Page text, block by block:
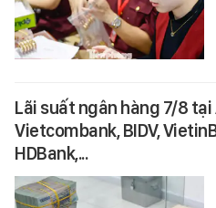
Lãi suất ngân hàng 7/8 tại
Vietcombank, BIDV,
HDBank,...